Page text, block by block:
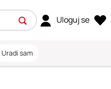
Uloguj se
Uradi sam